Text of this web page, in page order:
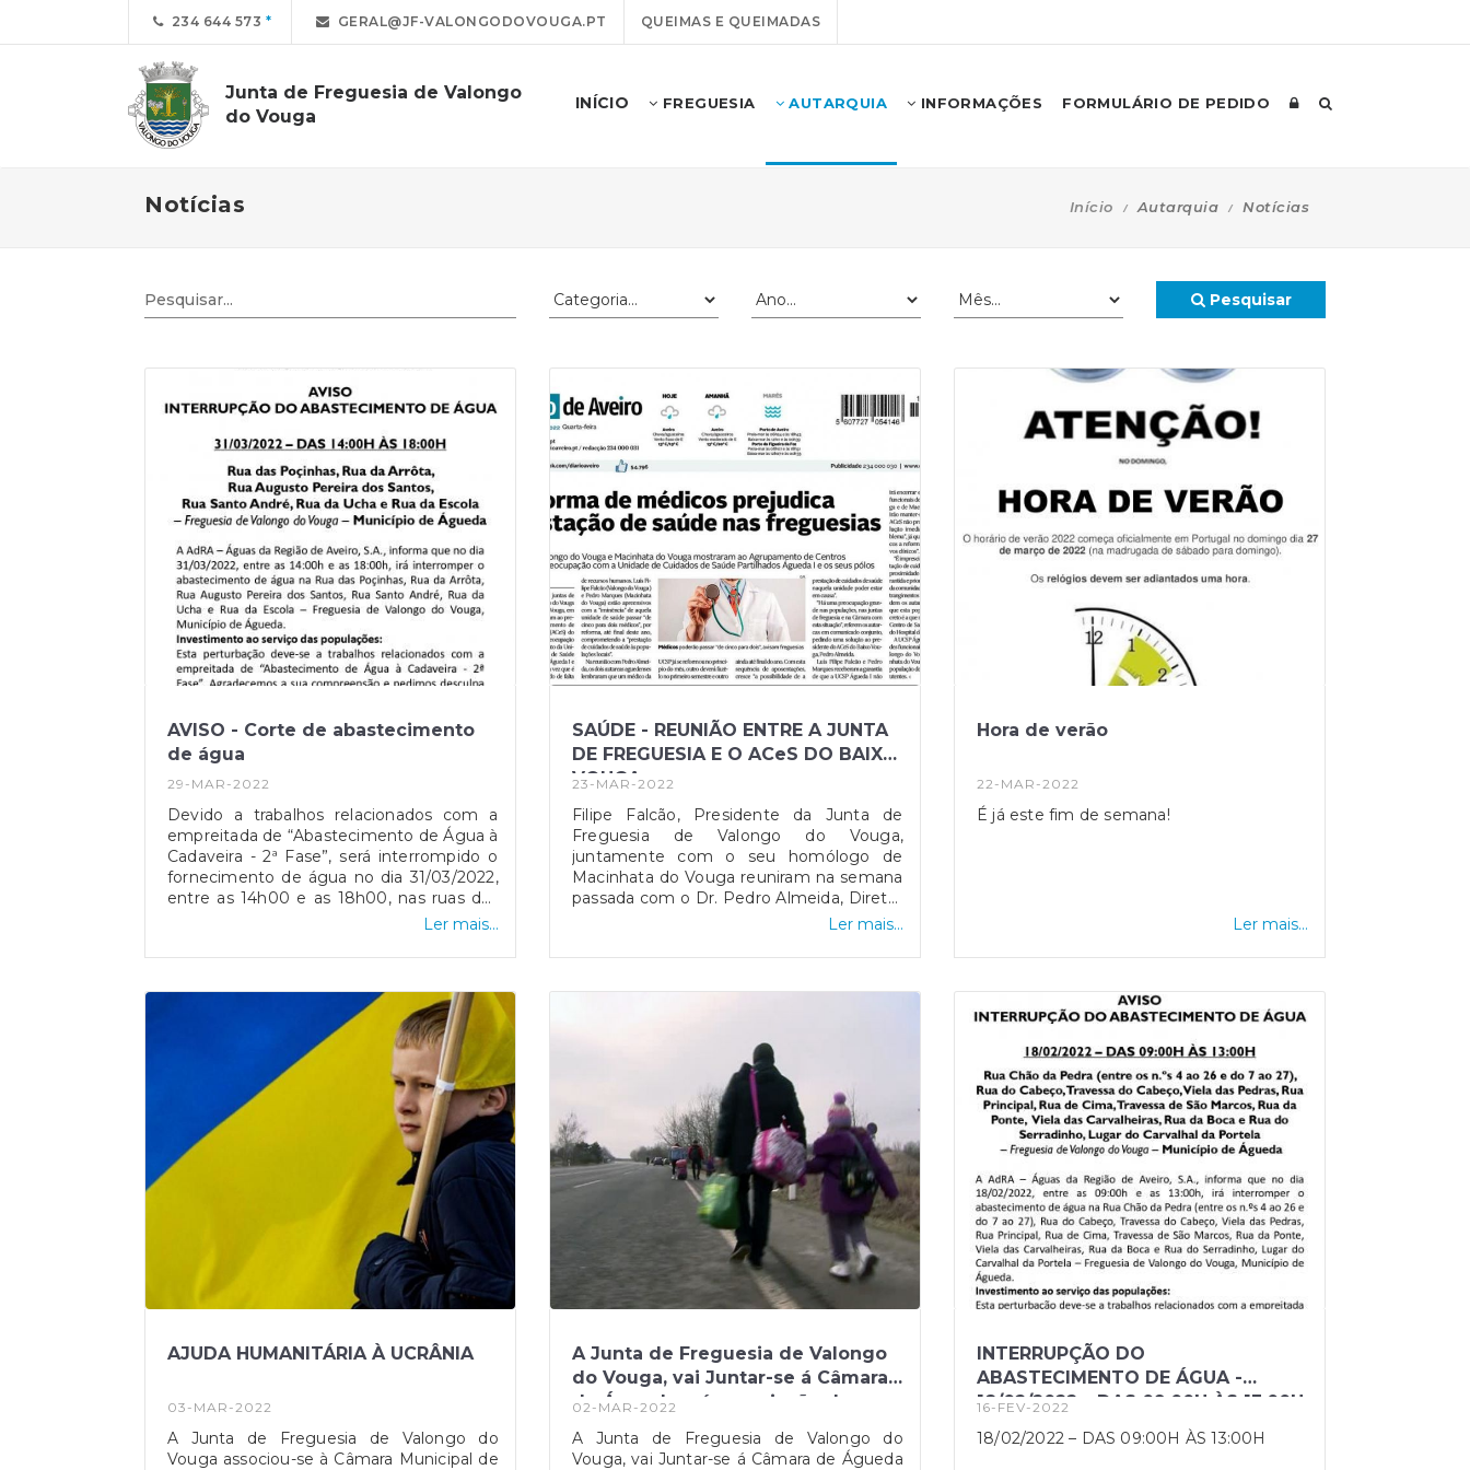
234 644 573 GERAL@JF-VALONGODOVOUGA.PT QUEIMAS E QUEIMADAS
Junta de Freguesia de Valongo
do Vouga
INÍCIO FREGUESIA AUTARQUIA INFORMAÇÕES FORMULÁRIO DE PEDIDO
Notícias Início Autarquia Notícias
Pesquisar
AVISO - Corte de abastecimento
de água
29-MAR-2022
Devido a trabalhos relacionados com a
empreitada de “Abastecimento de Água à
Cadaveira - 2ª Fase”, será interrompido o
fornecimento de água no dia 31/03/2022,
entre as 14h00 e as 18h00, nas ruas das
Poçinhas, da Arrôta, Augusto Pereira dos
Escola, da Freguesia de Valongo do
do serviço, poderão existir algumas
variações de pressão e de caudal, que
também poderão originar episódios
pontuais de turvação.
Ler mais...
SAÚDE - REUNIÃO ENTRE A JUNTA
DE FREGUESIA E O ACeS DO BAIXO
VOUGA
23-MAR-2022
Filipe Falcão, Presidente da Junta de
Freguesia de Valongo do Vouga,
juntamente com o seu homólogo de
Macinhata do Vouga reuniram na semana
passada com o Dr. Pedro Almeida, Diretor
do ACE'S do Baixo Vouga, porque estão
prestado às suas populações,
autarcas teve eco nos meios de
comunicação da região.
Ler mais...
Hora de verão
22-MAR-2022
É já este fim de semana!
Ler mais...
AJUDA HUMANITÁRIA À UCRÂNIA
03-MAR-2022
A Junta de Freguesia de Valongo do
Vouga associou-se à Câmara Municipal de
A Junta de Freguesia de Valongo
do Vouga, vai Juntar-se á Câmara
de Águeda e á associação de
02-MAR-2022
A Junta de Freguesia de Valongo do
Vouga, vai Juntar-se á Câmara de Águeda
INTERRUPÇÃO DO
ABASTECIMENTO DE ÁGUA -
18/02/2022 – DAS 09:00H ÀS 13:00H
16-FEV-2022
18/02/2022 – DAS 09:00H ÀS 13:00H